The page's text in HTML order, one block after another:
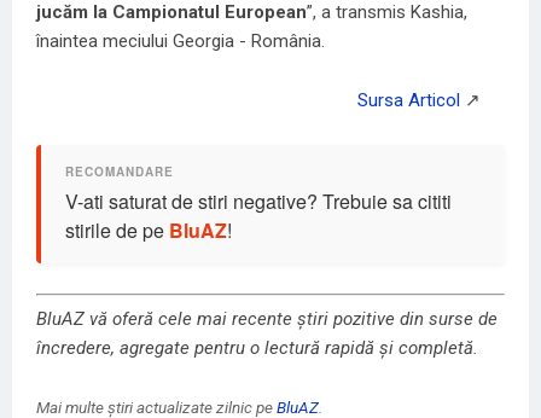
jucăm la Campionatul European”, a transmis Kashia,
înaintea meciului Georgia - România.
V-ati saturat de stiri negative? Trebuie sa cititi
stirile de pe BluAZ!
BluAZ vă oferă cele mai recente știri pozitive din surse de
încredere, agregate pentru o lectură rapidă și completă.
Mai multe știri actualizate zilnic peBluAZ.